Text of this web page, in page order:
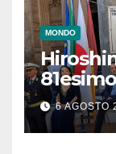
MONDO
monito
6 AGOSTO